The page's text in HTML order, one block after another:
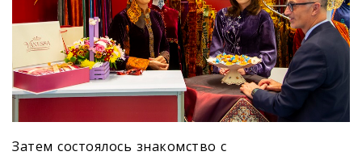
Затем состоялось знакомство с